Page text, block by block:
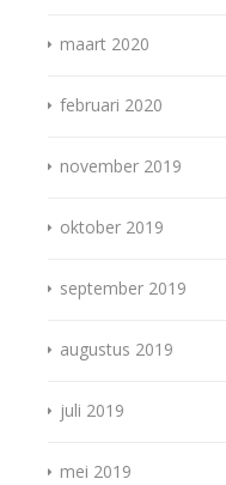
maart 2020
februari 2020
november 2019
oktober 2019
september 2019
augustus 2019
juli 2019
mei 2019